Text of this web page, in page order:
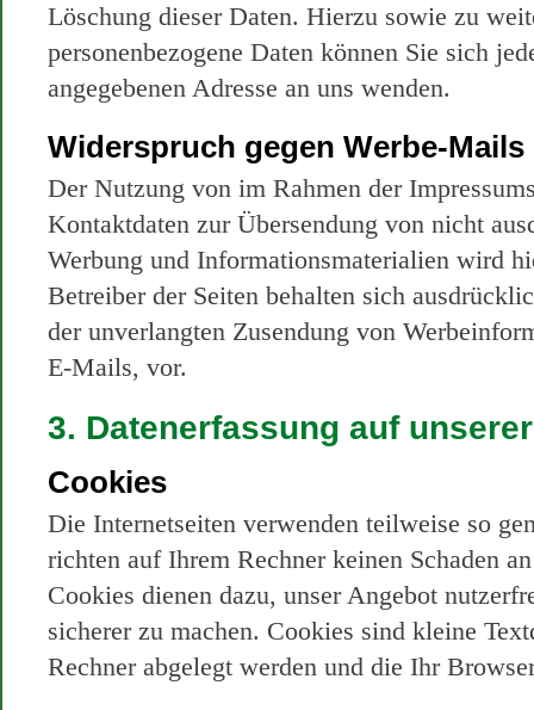
Löschung dieser Daten. Hierzu sowie zu
personenbezogene Daten können Sie sich
angegebenen Adresse an uns wenden.
Widerspruch gegen Werbe-Mails
Der Nutzung von im Rahmen der
Kontaktdaten zur Übersendung von nicht
Werbung und Informationsmaterialien wird
Betreiber der Seiten behalten sich
der unverlangten Zusendung von
E-Mails, vor.
3. Datenerfassung auf
Cookies
Die Internetseiten verwenden teilweise so
richten auf Ihrem Rechner keinen Schaden
Cookies dienen dazu, unser Angebot
sicherer zu machen. Cookies sind kleine
Rechner abgelegt werden und die Ihr